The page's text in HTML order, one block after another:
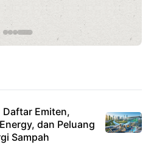
Daftar Emiten,
dan Peluang
Sampah